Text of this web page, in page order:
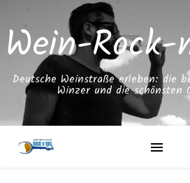
Wein-
Deutsche Weinstraße erleben: die
Winzer und die schönsten